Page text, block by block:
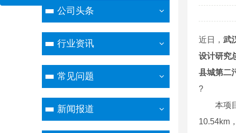
公司头条
行业资讯
常见问题
新闻报道
近日， 武
设计研究
县城第二
?
本项目
10.54km